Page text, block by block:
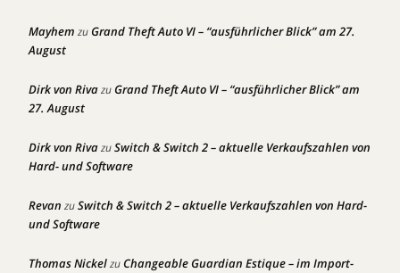
Mayhem zuGrand Theft Auto VI – “ausführlicher Blick” am 27.
August
Dirk von RivazuGrand Theft Auto VI – “ausführlicher Blick” am
27. August
Dirk von RivazuSwitch & Switch 2 – aktuelle Verkaufszahlen von
Hard- und Software
Revan zuSwitch & Switch 2 – aktuelle Verkaufszahlen von Hard-
und Software
Thomas NickelzuChangeable Guardian Estique – im Import-